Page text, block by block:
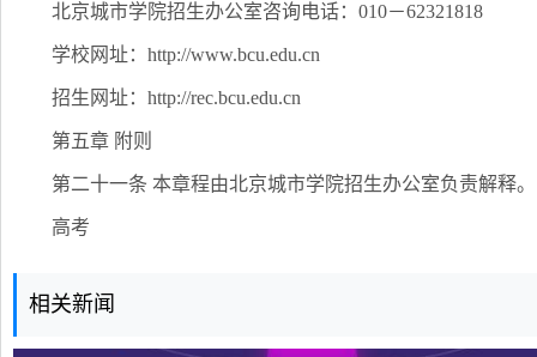
北京城市学院招生办公室咨询电话：010－62321818
学校网址：http://www.bcu.edu.cn
招生网址：http://rec.bcu.edu.cn
第五章 附则
第二十一条 本章程由北京城市学院招生办公室负责解释。
高考
相关新闻